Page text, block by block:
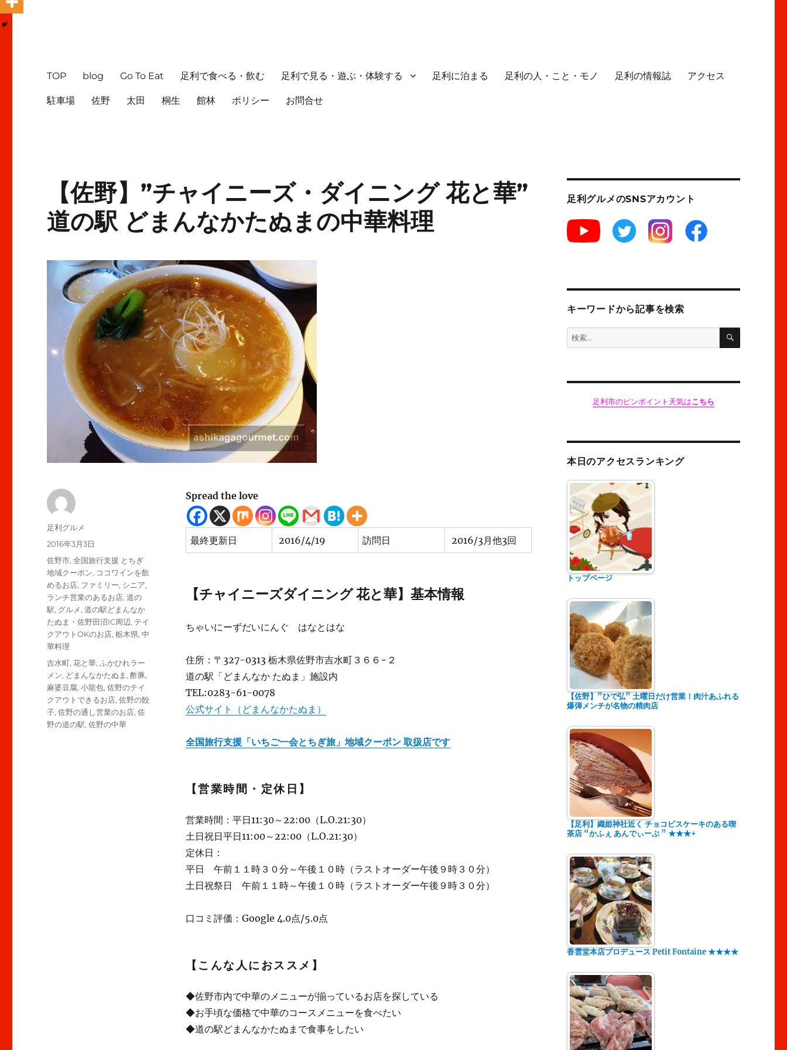
TOP blog Go To Eat 足利で食べる・飲む 足利で見る・遊ぶ・体験する 足利に泊まる 足利の人・こと・モノ 足利の情報誌 アクセス
駐車場 佐野 太田 桐生 館林 ポリシー お問合せ
【佐野】”チャイニーズ・ダイニング 花と華”
道の駅 どまんなかたぬまの中華料理
Spread the love
最終更新日 2016/4/19 訪問日 2016/3月他3回
【チャイニーズダイニング 花と華】基本情報
ちゃいにーずだいにんぐ はなとはな
住所：〒327-0313 栃木県佐野市吉水町３６６−２
道の駅「どまんなか たぬま」施設内
TEL:0283-61-0078
公式サイト（どまんなかたぬま）
全国旅行支援「いちご一会とちぎ旅」地域クーポン 取扱店です
【営業時間・定休日】
営業時間：平日11:30～22:00（L.O.21:30）
土日祝日平日11:00～22:00（L.O.21:30）
定休日：
平日 午前１１時３０分～午後１０時（ラストオーダー午後９時３０分）
土日祝祭日 午前１１時～午後１０時（ラストオーダー午後９時３０分）
口コミ評価：Google 4.0点/5.0点
【こんな人におススメ】
◆佐野市内で中華のメニューが揃っているお店を探している
◆お手頃な価格で中華のコースメニューを食べたい
◆道の駅どまんなかたぬまで食事をしたい
投
足利グルメ
投
稿
日:
2016年3月3日
カ
テ
ゴ
リ
ー
佐野市,全国旅行支援 とちぎ
地域クーポン, ココワインを飲
めるお店, ファミリー, シニア,
ランチ営業のあるお店,道の
駅, グルメ,道の駅どまんなか
たぬま・佐野田沼IC周辺, テイ
クアウトOKのお店,栃木県,中
華料理
タ
グ
吉水町,花と華,ふかひれラー
メン, どまんなかたぬま ,酢豚,
麻婆豆腐,小龍包,佐野のテイ
クアウトできるお店,佐野の餃
子,佐野の通し営業のお店,佐
野の道の駅,佐野の中華
足利グルメのSNSアカウント
キーワードから記事を検索
検
索:
検
足利市のピンポイント天気はこちら
本日のアクセスランキング
トップページ
【佐野】”ひで弘” 土曜日だけ営業！肉汁あふれる
爆弾メンチが名物の精肉店
【足利】織姫神社近く チョコビスケーキのある喫
茶店 “かふぇ あんでぃーぶ ” ★★★+
香雲堂本店プロデュース Petit Fontaine ★★★★